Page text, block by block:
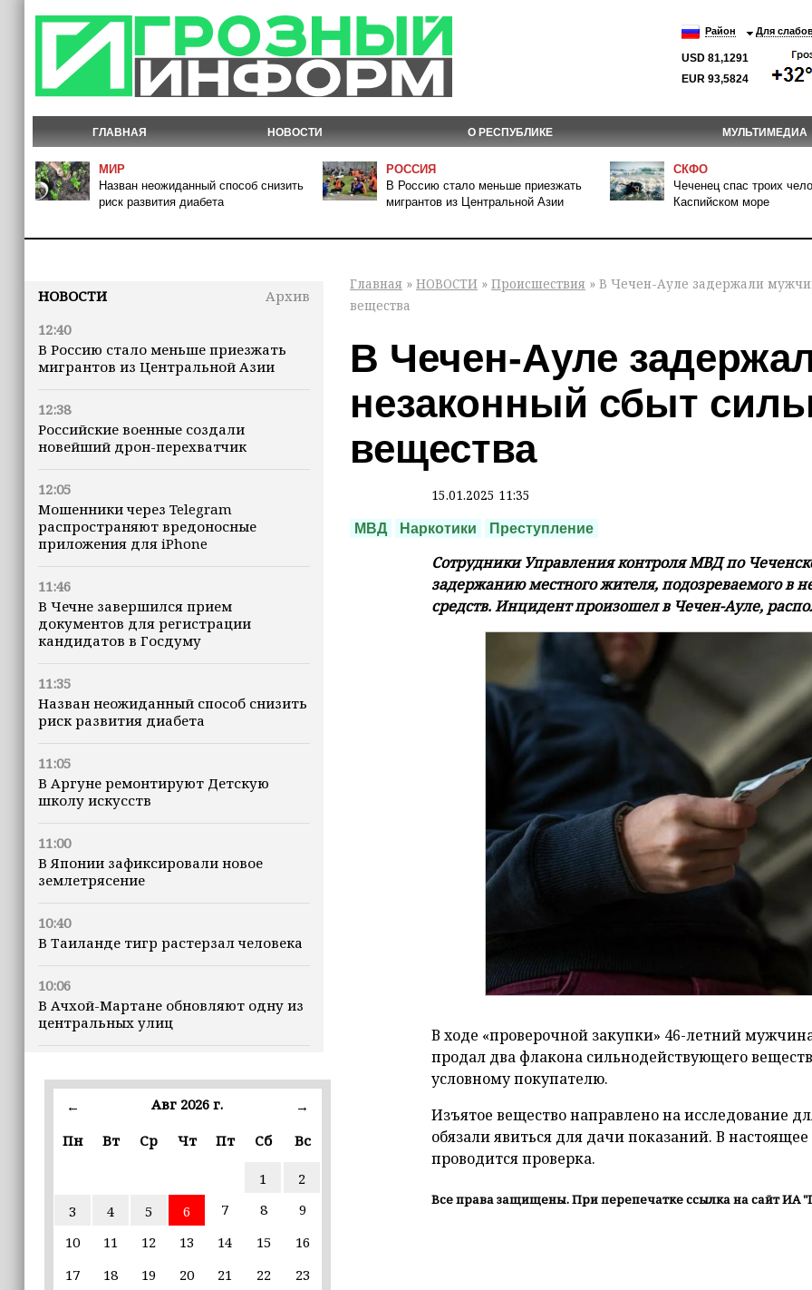
Район Для
USD 81,1291
EUR 93,5824
ГЛАВНАЯ НОВОСТИ О РЕСПУБЛИКЕ МУЛЬТИМЕДИА
МИР
Назван неожиданный способ снизить
риск развития диабета
РОССИЯ
В Россию стало меньше приезжать
мигрантов из Центральной Азии
СКФО
Чеченец спас троих
Каспийском море
НОВОСТИ
Архив
12:40
В Россию стало меньше приезжать
мигрантов из Центральной Азии
12:38
Российские военные создали
новейший дрон-перехватчик
12:05
Мошенники через Telegram
распространяют вредоносные
приложения для iPhone
11:46
В Чечне завершился прием
документов для регистрации
кандидатов в Госдуму
11:35
Назван неожиданный способ снизить
риск развития диабета
11:05
В Аргуне ремонтируют Детскую
школу искусств
11:00
В Японии зафиксировали новое
землетрясение
10:40
В Таиланде тигр растерзал человека
10:06
В Ачхой-Мартане обновляют одну из
центральных улиц
Минтруд ЧР усилит контроль за
качеством социальных услуг
09:41
Кадырова в восстановление Чечни
(+видео)
В Луну врезался кусок ракеты SpaceX
← Авг 2026 г.
→
Пн
Вт Ср Чт Пт Сб Вс
1
2
3
4 5 6 7 8
9
10
11 12 13 14 15
16
17
18 19 20 21 22
23
Главная » НОВОСТИ » Происшествия » В Чечен-Ауле задержали
вещества
В Чечен-Ауле
незаконный сбыт
вещества
15.01.2025 11:35
МВД Наркотики Преступление
Сотрудники Управления контроля МВД по
задержанию местного жителя, подозреваемого в
средств. Инцидент произошел в Чечен-Ауле,
В ходе «проверочной закупки» 46-летний
продал два флакона сильнодействующего
условному покупателю.
Изъятое вещество направлено на исследование
обязали явиться для дачи показаний. В
проводится проверка.
Все права защищены. При перепечатке ссылка на сайт ИА